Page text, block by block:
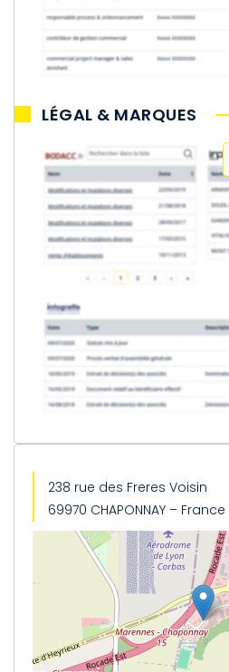
LÉGAL & MARQUES
238 rue des Freres Voisin
69970 CHAPONNAY – France